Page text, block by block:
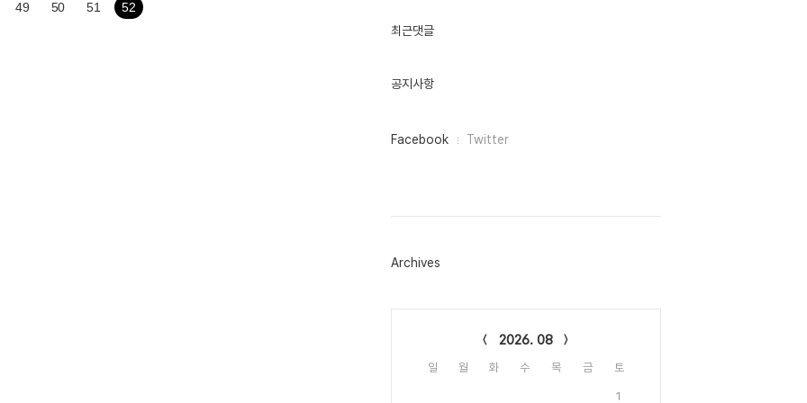
49 50 51 52
인
최근댓글
공지사항
페
그
Facebook Twitter
Archives
2026. 08
일 월 화 수 목 금 토
1